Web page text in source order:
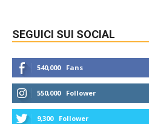
SEGUICI SUI SOCIAL
540,000 Fans
550,000 Follower
9,300 Follower